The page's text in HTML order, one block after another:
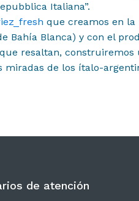
Italiana”.
que creamos en la
Bahía Blanca) y con el
resaltan, construiremos
miradas de los ítalo-
de atención